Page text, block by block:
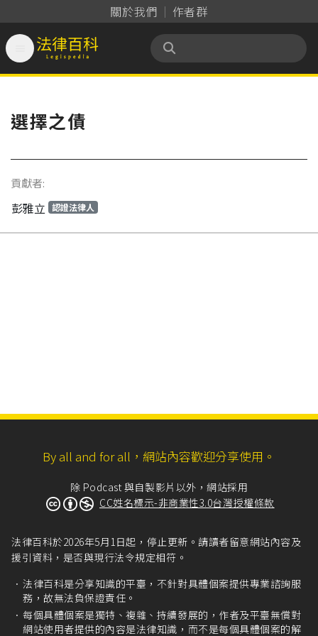
關於我們 作者群
法律百科 Legispedia
選擇之債
貢獻者:
彭雅立 認證法律人
By all and for all，網站內容歡迎分享使用。
除 Podcast 與自製影片以外，網站採用
CC姓名標示-非商業性3.0台灣授權條款
法律百科於2026年5月1日起，停止更新。請讀者留意網站內容及
援引資料，是否與現行法令規定相符。
法律百科是分享知識的平臺，不針對具體個案提供專業諮詢服
務，故無法負保證責任。
每個具體個案是獨特、複雜、持續發展的，作者及平臺無償對
網站使用者提供的內容是法律知識，而不是每個具體個案的解